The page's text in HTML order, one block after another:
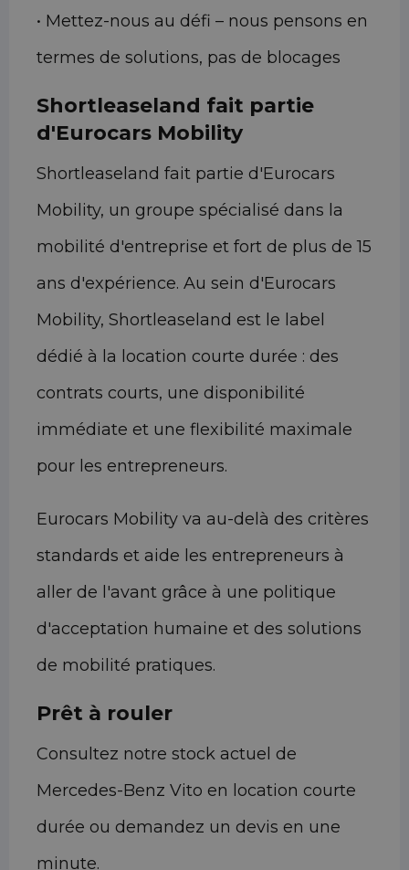
• Mettez-nous au défi – nous pensons en
termes de solutions, pas de blocages
Shortleaseland fait partie
d'Eurocars Mobility
Shortleaseland fait partie d'Eurocars
Mobility, un groupe spécialisé dans la
mobilité d'entreprise et fort de plus de 15
ans d'expérience. Au sein d'Eurocars
Mobility, Shortleaseland est le label
dédié à la location courte durée : des
contrats courts, une disponibilité
immédiate et une flexibilité maximale
pour les entrepreneurs.
Eurocars Mobility va au-delà des critères
standards et aide les entrepreneurs à
aller de l'avant grâce à une politique
d'acceptation humaine et des solutions
de mobilité pratiques.
Prêt à rouler
Consultez notre stock actuel de
Mercedes-Benz Vito en location courte
durée ou demandez un devis en une
minute.